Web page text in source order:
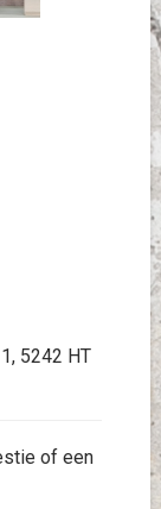
5242 HT
of een